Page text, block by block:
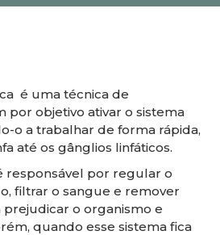
é uma técnica de
por objetivo ativar o sistema
o a trabalhar de forma rápida,
até os gânglios linfáticos.
responsável por regular o
filtrar o sangue e remover
o organismo e
quando esse sistema fica